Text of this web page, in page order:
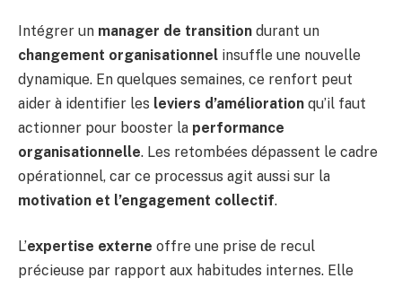
Intégrer un manager de transition durant un
changement organisationnel insuffle une nouvelle
dynamique. En quelques semaines, ce renfort peut
aider à identifier les leviers d’amélioration qu’il faut
actionner pour booster la performance
organisationnelle. Les retombées dépassent le cadre
opérationnel, car ce processus agit aussi sur la
motivation et l’engagement collectif.
L’expertise externe offre une prise de recul
précieuse par rapport aux habitudes internes. Elle